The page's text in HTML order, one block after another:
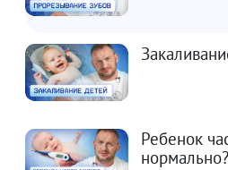
Ребенок
нормально?